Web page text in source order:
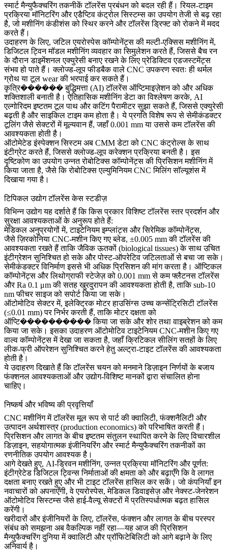
स्मार्ट मैन्युफैक्चरिंग तकनीकें टॉलरेंस प्रबंधन को बदल रही हैं। रियल-टाइम
प्रक्रिया मॉनिटरिंग और एडैप्टिव कंट्रोल सिस्टम्स का उपयोग तेजी से बढ़ रहा
है, जो मशीनिंग कंडीशंस को स्थिर करने और टॉलरेंस ड्रिफ्ट को रोकने में मदद
करते हैं।
उदाहरण के लिए, जटिल एयरोस्पेस कॉम्पोनेंट्स की मल्टी-एक्सिस मशीनिंग में,
डिजिटल ट्विन मॉडल मशीनिंग व्यवहार का सिमुलेशन करते हैं, जिससे बैच रन
के दौरान डाइमेंशनल एक्युरेसी बनाए रखने के लिए प्रेडिक्टिव एडजस्टमेंट्स
संभव हो पाते हैं। क्लोज्ड-लूप फीडबैक वाले CNC उपकरण स्वतः ही थर्मल
ग्रोथ या टूल wear की भरपाई कर सकते हैं।
कृत्रि������ बुद्धिमत्ता (AI) टॉलरेंस ऑप्टिमाइज़ेशन को और अधिक
शक्तिशाली बनाती है। ऐतिहासिक मशीनिंग डेटा का विश्लेषण करके, AI
एल्गोरिदम इष्टतम टूल पाथ और कटिंग पैरामीटर सुझा सकते हैं, जिससे एक्युरेसी
बढ़ती है और साइकिल टाइम कम होता है। ये प्रगति विशेष रूप से सेमीकंडक्टर
टूलिंग जैसे सेक्टरों में मूल्यवान हैं, जहाँ 0.001 mm या उससे कम टॉलरेंस की
आवश्यकता होती है।
ऑटोमेटेड इंस्पेक्शन सिस्टम अब CMM डेटा को CNC कंट्रोल्स के साथ
इंटीग्रेट करते हैं, जिससे क्लोज्ड-लूप करेक्शन प्रक्रिया बनती है। इस
दृष्टिकोण का उपयोग उन्नत रोबोटिक्स कॉम्पोनेंट्स की प्रिसिशन मशीनिंग में
किया जाता है, जैसे किरोबोटिक्स एल्युमिनियम CNC मिलिंग सॉल्यूशंसमें
दिखाया गया है।
टिपिकल उद्योग टॉलरेंस केस स्टडीज़
विभिन्न उद्योग यह दर्शाते हैं कि किस प्रकार विशिष्ट टॉलरेंस स्तर प्रदर्शन और
सुरक्षा आवश्यकताओं के अनुरूप होते हैं:
मेडिकल अनुप्रयोगों में, टाइटेनियम इम्प्लांट्स और सिरेमिक कॉम्पोनेंट्स,
जैसेज़िरकोनिया CNC-मशीन किए गए ब्लेड, ±0.005 mm की टॉलरेंस की
आवश्यकता रखते हैं ताकि जैविक ऊतकों (biological tissues) के साथ उचित
इंटीग्रेशन सुनिश्चित हो सके और पोस्ट-ऑपरेटिव जटिलताओं से बचा जा सके।
सेमीकंडक्टर विनिर्माण इससे भी अधिक प्रिसिशन की मांग करता है। ऑप्टिकल
कॉम्पोनेंट्स और लिथोग्राफी स्टेजेज़ को 0.001 mm से कम फ्लैटनस टॉलरेंस
और Ra 0.1 μm की सतह खुरदुरापन की आवश्यकता होती है, ताकि sub-10
nm फीचर साइज को सपोर्ट किया जा सके।
ऑटोमोटिव सेक्टर में, इलेक्ट्रिक मोटर हाउसिंग्स उच्च कन्सेंट्रिसिटी टॉलरेंस
(≤0.01 mm) पर निर्भर करती हैं, ताकि मोटर दक्षता को
ऑप्टि���������� किया जा सके और शोर तथा वाइब्रेशन को कम
किया जा सके। इसका उदाहरण ऑटोमोटिव टाइटेनियम CNC-मशीन किए गए
वाल्व कॉम्पोनेंट्समें देखा जा सकता है, जहाँ क्रिटिकल सीलिंग सतहों के लिए
लीक-फ्री ऑपरेशन सुनिश्चित करने हेतु अल्ट्रा-टाइट टॉलरेंस की आवश्यकता
होती है।
ये उदाहरण दिखाते हैं कि टॉलरेंस चयन को मनमाने डिज़ाइन निर्णयों के बजाय
फंक्शनल आवश्यकताओं और उद्योग-विशिष्ट मानकों द्वारा संचालित होना
चाहिए।
निष्कर्ष और भविष्य की प्रवृत्तियाँ
CNC मशीनिंग में टॉलरेंस मूल रूप से पार्ट की क्वालिटी, फंक्शनैलिटी और
उत्पादन अर्थशास्त्र (production economics) को परिभाषित करती हैं।
प्रिसिशन और लागत के बीच इष्टतम संतुलन स्थापित करने के लिए विचारशील
डिज़ाइन, सहयोगात्मक इंजीनियरिंग और स्मार्ट मैन्युफैक्चरिंग तकनीकों का
रणनीतिक उपयोग आवश्यक है।
आगे देखते हुए, AI-ड्रिवन मशीनिंग, उन्नत प्रक्रिया मॉनिटरिंग और पूर्णत:
इंटीग्रेटेड डिजिटल ट्विन्स निर्माताओं की क्षमता को और बढ़ाएँगे कि वे लागत
दक्षता बनाए रखते हुए और भी टाइट टॉलरेंस हासिल कर सकें। जो कंपनियाँ इन
नवाचारों को अपनाएँगी, वे एयरोस्पेस, मेडिकल डिवाइसेज़ और नेक्स्ट-जेनरेशन
ऑटोमोटिव सिस्टम्स जैसे हाई-वैल्यू सेक्टरों में प्रतिस्पर्धात्मक बढ़त हासिल
करेंगी।
खरीदारों और इंजीनियरों के लिए, टॉलरेंस, फंक्शन और लागत के बीच परस्पर
संबंध को समझना अब वैकल्पिक नहीं रहा—यह आज की प्रिसिशन
मैन्युफैक्चरिंग दुनिया में क्वालिटी और प्रॉफिटेबिलिटी को आगे बढ़ाने के लिए
अनिवार्य है।